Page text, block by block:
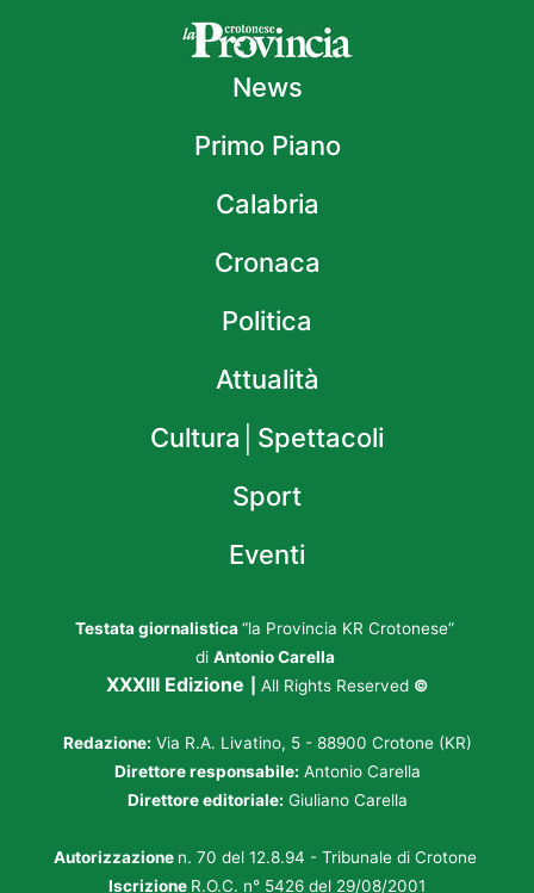
News
Primo Piano
Calabria
Cronaca
Politica
Attualità
Cultura│Spettacoli
Sport
Eventi
Testata giornalistica “la Provincia KR Crotonese”
di Antonio Carella
XXXIII Edizione All Rights Reserved ©
Redazione: Via R.A. Livatino, 5 - 88900 Crotone (KR)
Direttore responsabile: Antonio Carella
Direttore editoriale: Giuliano Carella
Autorizzazione n. 70 del 12.8.94 - Tribunale di Crotone
Iscrizione R.O.C. n° 5426 del 29/08/2001